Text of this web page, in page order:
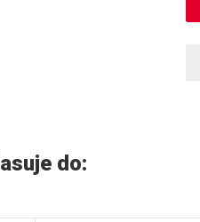
do: